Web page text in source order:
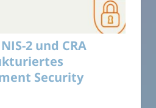
2 und CRA
Security